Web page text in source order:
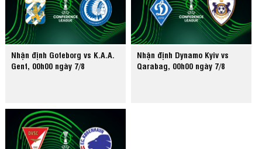
Nhận định Goteborg vs K.A.A.
Gent, 00h00 ngày 7/8
Nhận định Dynamo Kyiv vs
Qarabag, 00h00 ngày 7/8